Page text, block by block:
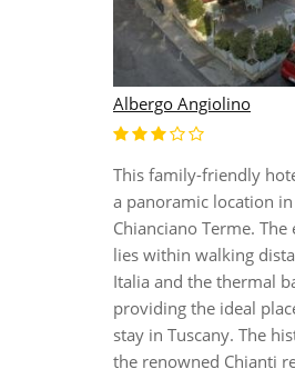
Albergo Angiolino
This family-friendly
a panoramic location
Chianciano Terme.
lies within walking
Italia and the thermal
providing the ideal
stay in Tuscany. The
the renowned Chianti